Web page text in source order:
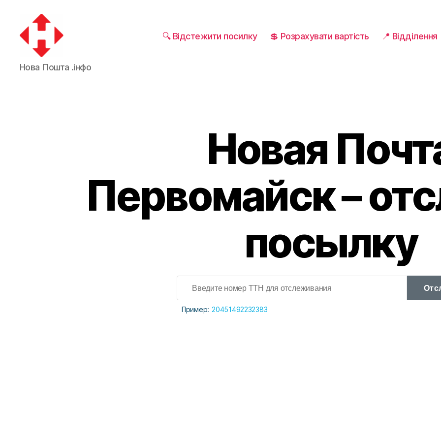
Новая
почта
Нова Пошта .інфо
🔍 Відстежити посилку 💲 Розрахувати вартість 📍 Відділення
Новая
Первомайск –
посылку
Пример: 20451492232383